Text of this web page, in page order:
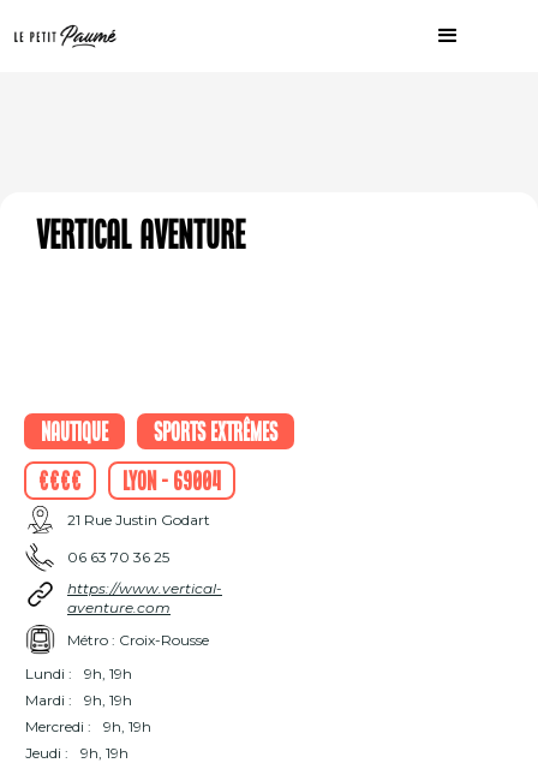
Vertical Aventure
Nautique
Sports extrêmes
€€€€
Lyon - 69004
21 Rue Justin Godart
06 63 70 36 25
https://www.vertical-
aventure.com
Métro : Croix-Rousse
Lundi :
9h, 19h
Mardi :
9h, 19h
Mercredi :
9h, 19h
Jeudi :
9h, 19h